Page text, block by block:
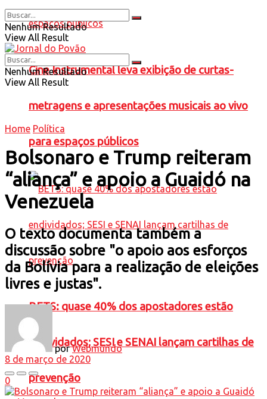
Cine Instrumental leva exibição de curtas-
metragens e apresentações musicais ao vivo
para espaços públicos
BETS: quase 40% dos apostadores estão
endividados; SESI e SENAI lançam cartilhas de
prevenção
Nenhum Resultado
View All Result
Nenhum Resultado
View All Result
Home Política
Bolsonaro e Trump reiteram
“aliança” e apoio a Guaidó na
Venezuela
O texto documenta também a
discussão sobre "o apoio aos esforços
da Bolívia para a realização de eleições
livres e justas".
por Webmundo
8 de março de 2020
0